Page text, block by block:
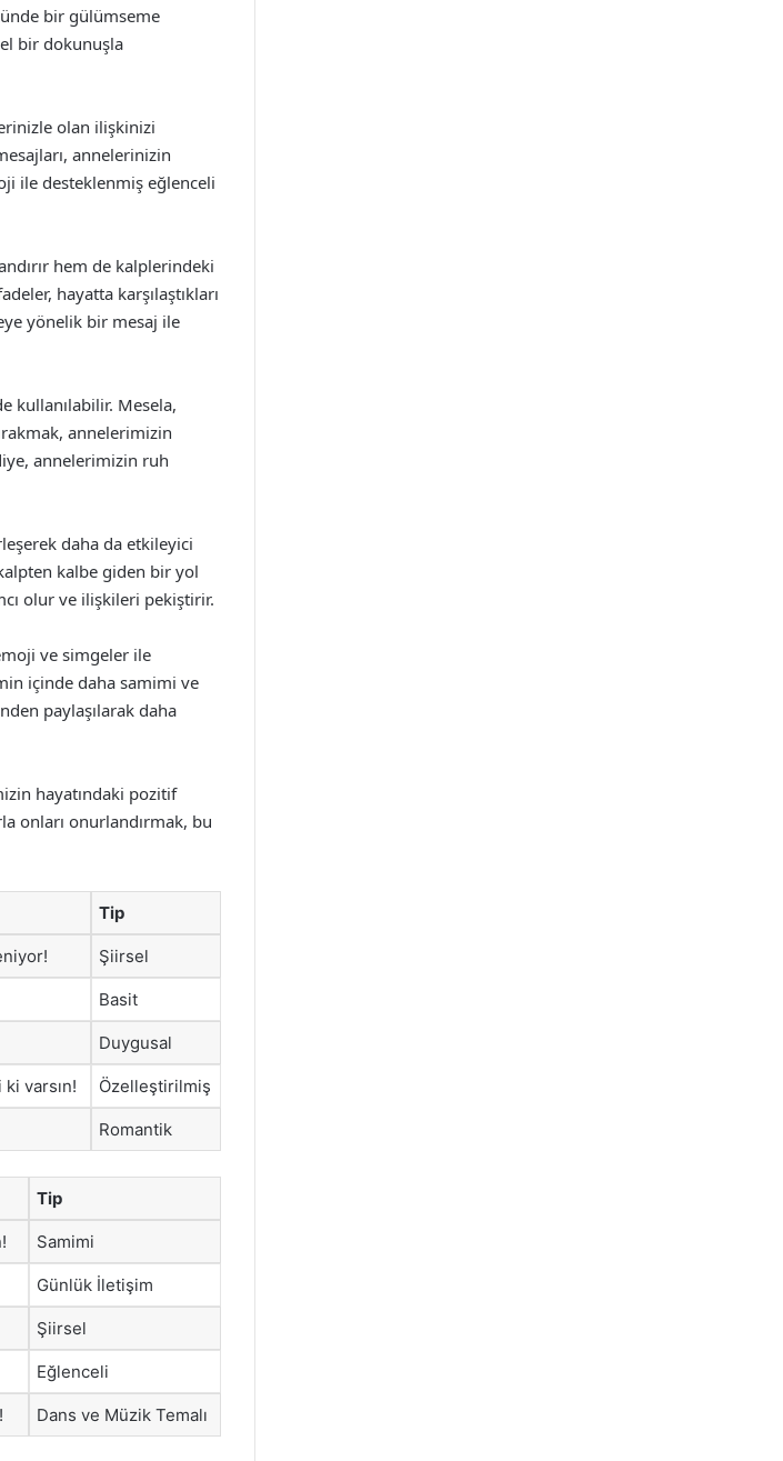
bir gülümseme
bir dokunuşla
olan ilişkinizi
annelerinizin
ile desteklenmiş eğlenceli
hem de kalplerindeki
hayatta karşılaştıkları
yönelik bir mesaj ile
kullanılabilir. Mesela,
annelerimizin
annelerimizin ruh
daha da etkileyici
kalbe giden bir yol
olur ve ilişkileri pekiştirir.
ve simgeler ile
içinde daha samimi ve
paylaşılarak daha
hayatındaki pozitif
onları onurlandırmak, bu
Tip
Şiirsel
Basit
Duygusal
varsın! Özelleştirilmiş
Romantik
Tip
Samimi
Günlük İletişim
Şiirsel
Eğlenceli
Dans ve Müzik Temalı